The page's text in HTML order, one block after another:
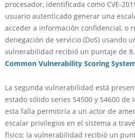
procesador, identificada como CVE-
usuario autenticado generar una
acceder a información confidencial, o
denegación de servicio (DoS) usando
vulnerabilidad recibió un puntaje de
Common Vulnerability Scoring
La segunda vulnerabilidad está
estado sólido series S4500 y S4600 de
esta falla permitiría a un actor de
escalar privilegios en el sistema a
físico; la vulnerabilidad recibió un